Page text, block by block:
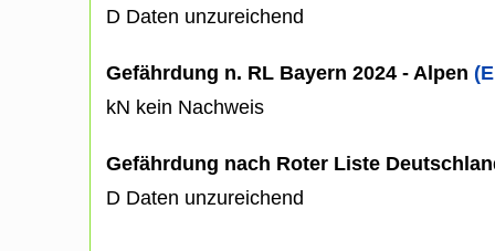
D Daten unzureichend
Gefährdung n. RL Bayern 2024 - Alpen
kN kein Nachweis
Gefährdung nach Roter Liste
D Daten unzureichend